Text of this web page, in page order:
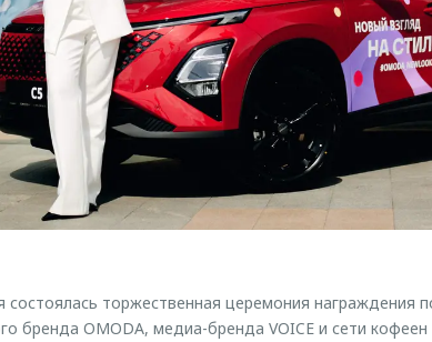
состоялась торжественная церемония награждения
бренда OMODA, медиа-бренда VOICE и сети кофеен